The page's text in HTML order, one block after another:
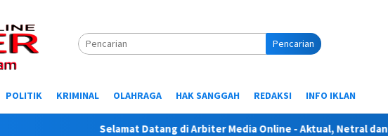
Pencarian
POLITIK KRIMINAL OLAHRAGA HAK SANGGAH REDAKSI INFO IKLAN
Selamat Datang di Arbiter Media Online - Aktual, Netral dan Tajam